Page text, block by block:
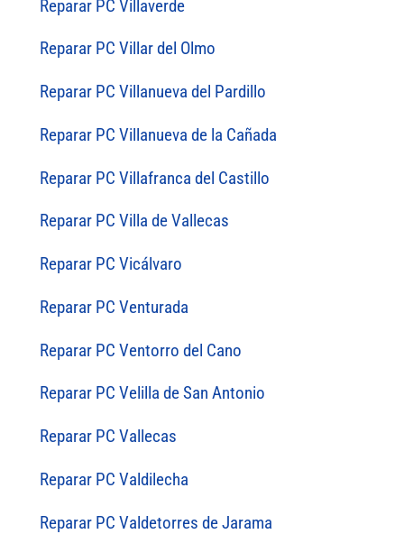
Reparar PC Villaverde
Reparar PC Villar del Olmo
Reparar PC Villanueva del Pardillo
Reparar PC Villanueva de la Cañada
Reparar PC Villafranca del Castillo
Reparar PC Villa de Vallecas
Reparar PC Vicálvaro
Reparar PC Venturada
Reparar PC Ventorro del Cano
Reparar PC Velilla de San Antonio
Reparar PC Vallecas
Reparar PC Valdilecha
Reparar PC Valdetorres de Jarama